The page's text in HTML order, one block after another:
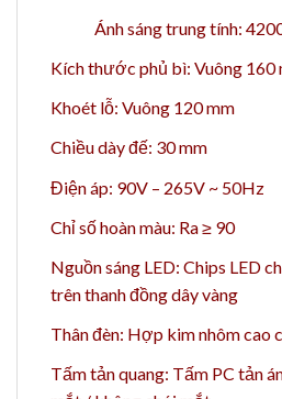
Ánh sáng trung tính:
Kích thước phủ bì: Vuông 160
Khoét lỗ: Vuông 120 mm
Chiều dày đế: 30 mm
Điện áp: 90V – 265V ~ 50Hz
Chỉ số hoàn màu: Ra ≥ 90
Nguồn sáng LED: Chips LED
trên thanh đồng dây vàng
Thân đèn: Hợp kim nhôm cao
Tấm tản quang: Tấm PC tản